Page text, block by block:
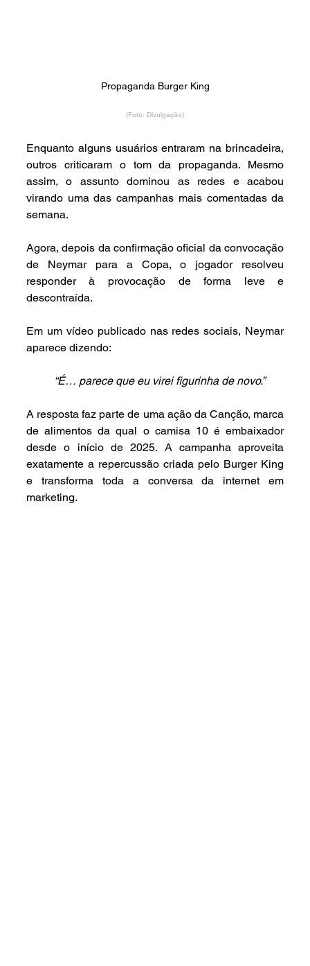
Propaganda Burger King
(Foto: Divulgação)
Enquanto alguns usuários entraram na brincadeira,
outros criticaram o tom da propaganda. Mesmo
assim, o assunto dominou as redes e acabou
virando uma das campanhas mais comentadas da
semana.
Agora, depois da confirmação oficial da convocação
de Neymar para a Copa, o jogador resolveu
responder à provocação de forma leve e
descontraída.
Em um vídeo publicado nas redes sociais, Neymar
aparece dizendo:
“É… parece que eu virei figurinha de novo.”
A resposta faz parte de uma ação da Canção, marca
de alimentos da qual o camisa 10 é embaixador
desde o início de 2025. A campanha aproveita
exatamente a repercussão criada pelo Burger King
e transforma toda a conversa da internet em
marketing.